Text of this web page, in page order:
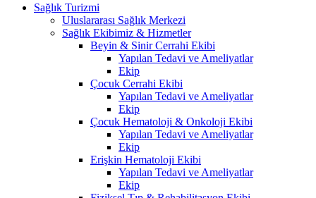
Sağlık Turizmi
Uluslararası Sağlık Merkezi
Sağlık Ekibimiz & Hizmetler
Beyin & Sinir Cerrahi Ekibi
Yapılan Tedavi ve Ameliyatlar
Ekip
Çocuk Cerrahi Ekibi
Yapılan Tedavi ve Ameliyatlar
Ekip
Çocuk Hematoloji & Onkoloji Ekibi
Yapılan Tedavi ve Ameliyatlar
Ekip
Erişkin Hematoloji Ekibi
Yapılan Tedavi ve Ameliyatlar
Ekip